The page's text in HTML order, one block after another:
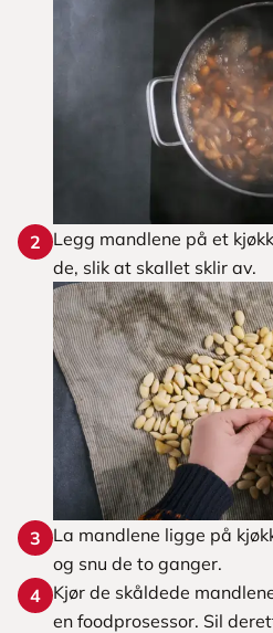
2
Legg mandlene på et
de, slik at skallet sklir av.
3
La mandlene ligge på
og snu de to ganger.
4 Kjør de skåldede
en foodprosessor. Sil